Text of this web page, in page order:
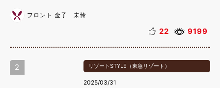
フロント 金子 未怜
22 9199
2 リゾートSTYLE（東急リゾート）
2025/03/31